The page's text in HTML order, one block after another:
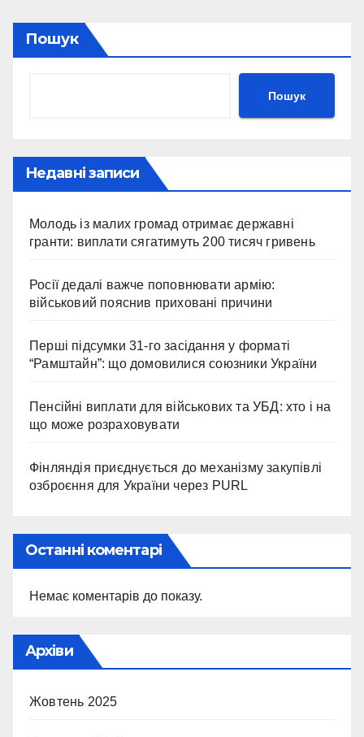
Пошук
Пошук
Недавні записи
Молодь із малих громад отримає державні
гранти: виплати сягатимуть 200 тисяч гривень
Росії дедалі важче поповнювати армію:
військовий пояснив приховані причини
Перші підсумки 31-го засідання у форматі
“Рамштайн”: що домовилися союзники України
Пенсійні виплати для військових та УБД: хто і на
що може розраховувати
Фінляндія приєднується до механізму закупівлі
озброєння для України через PURL
Останні коментарі
Немає коментарів до показу.
Архіви
Жовтень 2025